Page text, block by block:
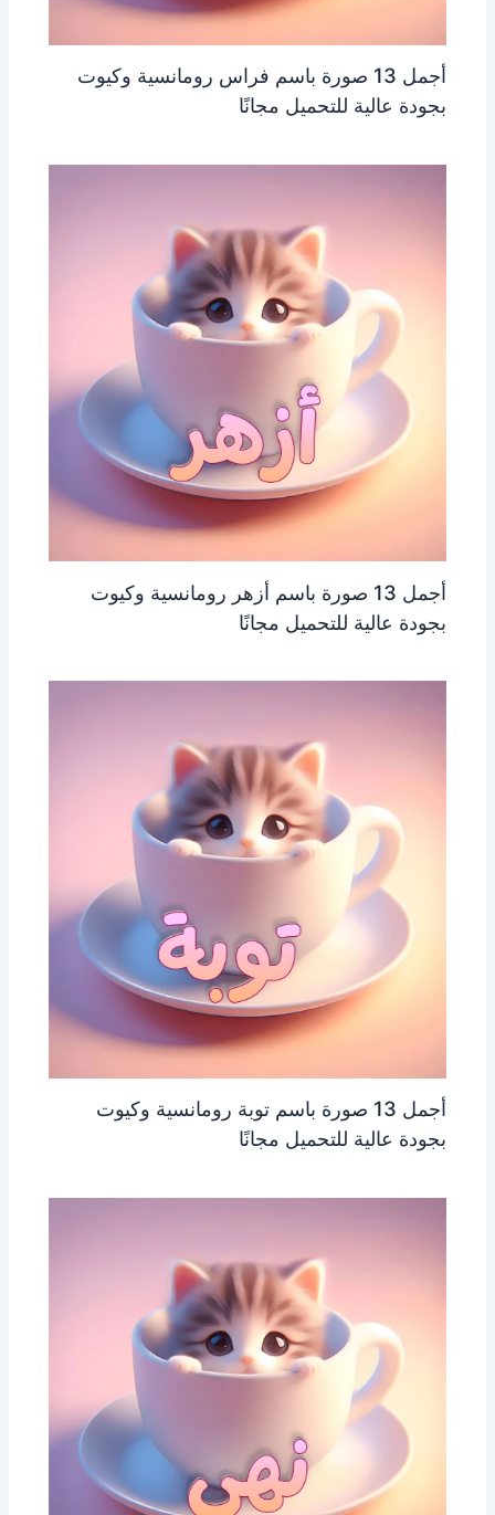
أجمل 13 صورة باسم فراس رومانسية وكيوت
بجودة عالية للتحميل مجانًا
أجمل 13 صورة باسم أزهر رومانسية وكيوت
بجودة عالية للتحميل مجانًا
أجمل 13 صورة باسم توبة رومانسية وكيوت
بجودة عالية للتحميل مجانًا